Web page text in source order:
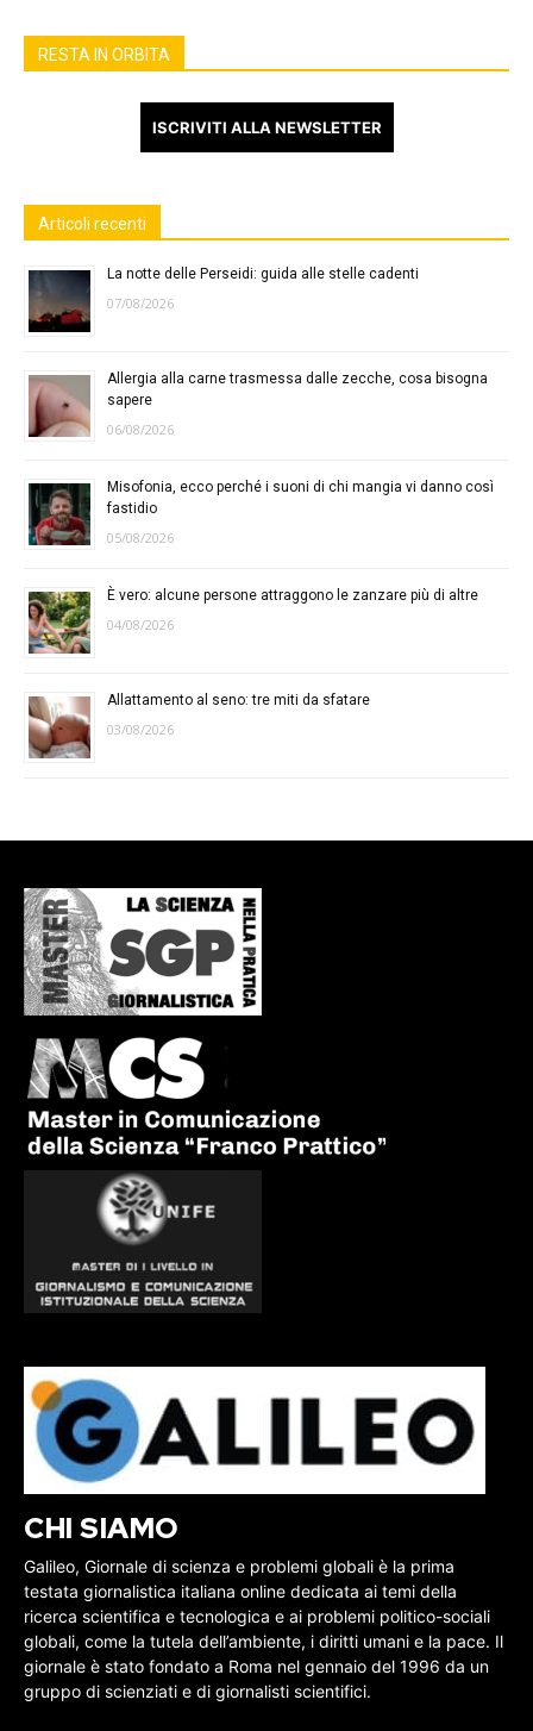
RESTA IN ORBITA
ISCRIVITI ALLA NEWSLETTER
Articoli recenti
La notte delle Perseidi: guida alle stelle cadenti
07/08/2026
Allergia alla carne trasmessa dalle zecche, cosa bisogna
sapere
06/08/2026
Misofonia, ecco perché i suoni di chi mangia vi danno così
fastidio
05/08/2026
È vero: alcune persone attraggono le zanzare più di altre
04/08/2026
Allattamento al seno: tre miti da sfatare
03/08/2026
CHI SIAMO
Galileo, Giornale di scienza e problemi globali è la prima
testata giornalistica italiana online dedicata ai temi della
ricerca scientifica e tecnologica e ai problemi politico-sociali
globali, come la tutela dell’ambiente, i diritti umani e la pace. Il
giornale è stato fondato a Roma nel gennaio del 1996 da un
gruppo di scienziati e di giornalisti scientifici.